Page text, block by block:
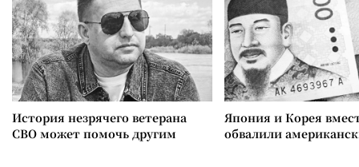
История незрячего ветерана
СВО может помочь другим
Япония и Корея
обвалили